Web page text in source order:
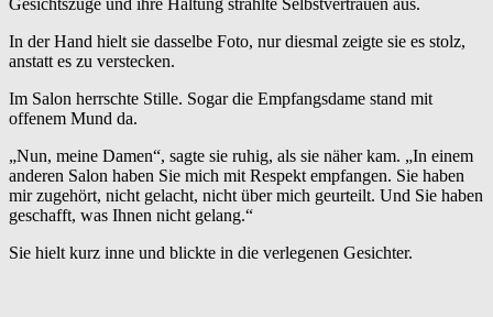
Gesichtszüge und ihre Haltung strahlte Selbstvertrauen aus.
In der Hand hielt sie dasselbe Foto, nur diesmal zeigte sie es stolz,
anstatt es zu verstecken.
Im Salon herrschte Stille. Sogar die Empfangsdame stand mit
offenem Mund da.
„Nun, meine Damen“, sagte sie ruhig, als sie näher kam. „In einem
anderen Salon haben Sie mich mit Respekt empfangen. Sie haben
mir zugehört, nicht gelacht, nicht über mich geurteilt. Und Sie haben
geschafft, was Ihnen nicht gelang.“
Sie hielt kurz inne und blickte in die verlegenen Gesichter.